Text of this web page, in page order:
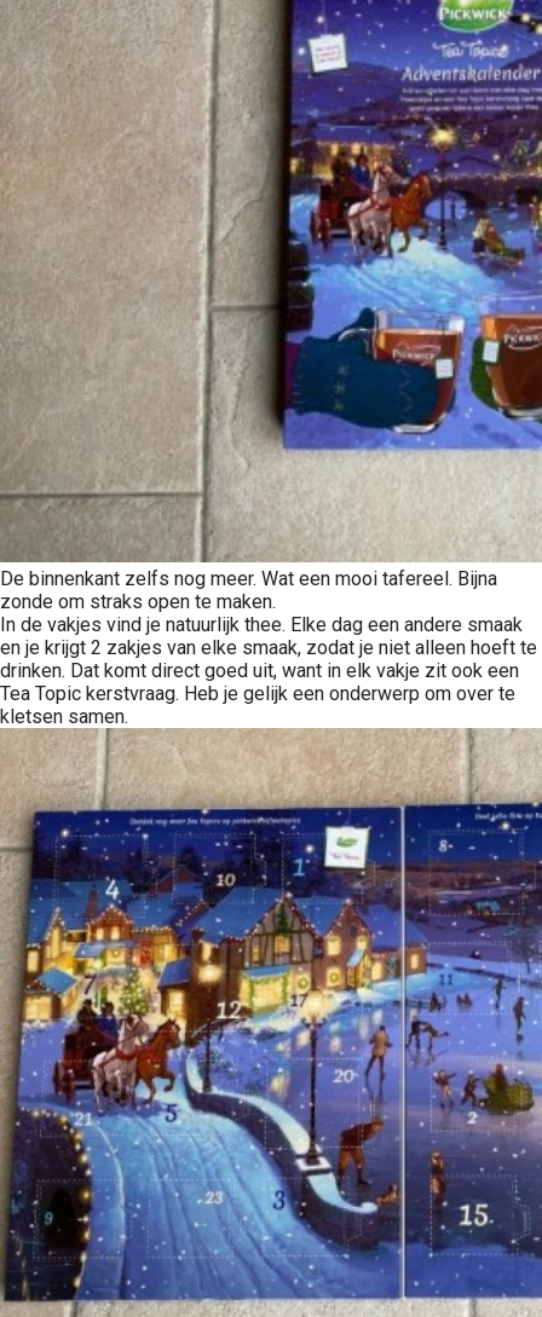
De binnenkant zelfs nog meer. Wat een mooi tafereel. Bijna
zonde om straks open te maken.
In de vakjes vind je natuurlijk thee. Elke dag een andere smaak
en je krijgt 2 zakjes van elke smaak, zodat je niet alleen hoeft te
drinken. Dat komt direct goed uit, want in elk vakje zit ook een
Tea Topic kerstvraag. Heb je gelijk een onderwerp om over te
kletsen samen.